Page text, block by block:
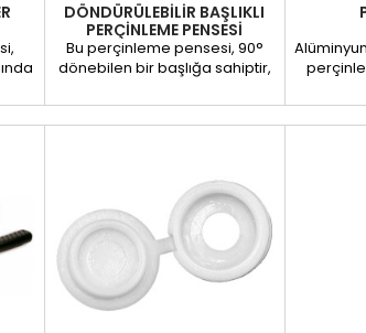
DÖNDÜRÜLEBILIR BAŞLIKLI
PERÇINLEME PENSESI
Bu perçinleme pensesi, 90°
dönebilen bir başlığa sahiptir,
alanlara veya dar alanlara
kolayca erişilebilir. Ön erişimin
bakım veya montaj işlerinde.
Özellikler: Dönebilen başlık:
90° Zor bölgelere kolay erişim
Basit ve hassas kullanım
Montaj ve sabitleme işleri için...
ve
100